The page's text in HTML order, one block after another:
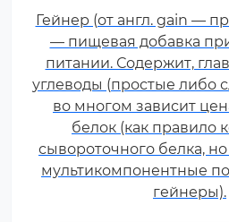
Гейнер (от англ. gain —
— пищевая добавка
питании. Содержит,
углеводы (простые либо
во многом зависит
белок (как правило
сывороточного белка,
мультикомпонентные по
гейнеры).
Креатин –
используемая в
спорта, фитнесе, а
спорта связанных с
динамической
силовой
кислота,
организме человека
скелетных мышцах.